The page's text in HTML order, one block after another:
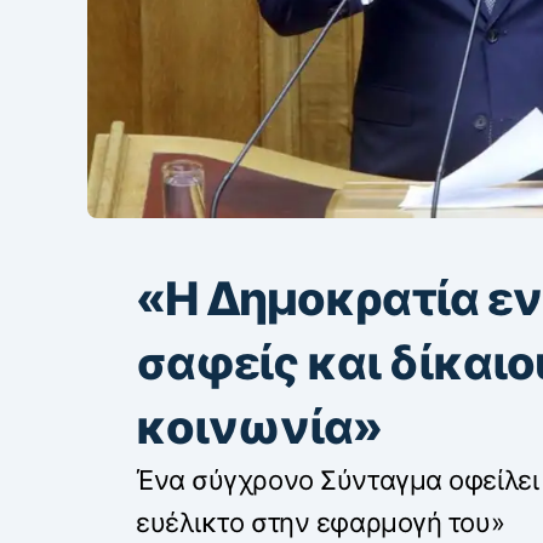
«Η Δημοκρατία
σαφείς και
κοινωνία»
Ένα σύγχρονο Σύνταγμα οφείλει
ευέλικτο στην εφαρμογή του»